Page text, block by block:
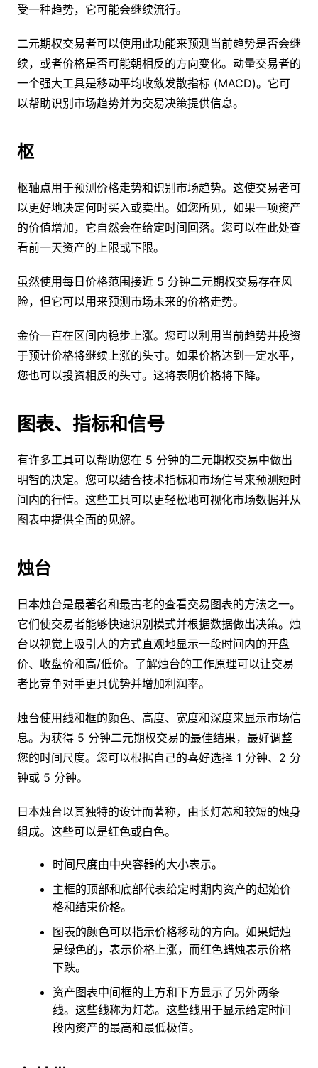
受一种趋势，它可能会继续流行。
二元期权交易者可以使用此功能来预测当前趋势是否会继
续，或者价格是否可能朝相反的方向变化。动量交易者的
一个强大工具是移动平均收敛发散指标 (MACD)。它可
以帮助识别市场趋势并为交易决策提供信息。
枢
枢轴点用于预测价格走势和识别市场趋势。这使交易者可
以更好地决定何时买入或卖出。如您所见，如果一项资产
的价值增加，它自然会在给定时间回落。您可以在此处查
看前一天资产的上限或下限。
虽然使用每日价格范围接近 5 分钟二元期权交易存在风
险，但它可以用来预测市场未来的价格走势。
金价一直在区间内稳步上涨。您可以利用当前趋势并投资
于预计价格将继续上涨的头寸。如果价格达到一定水平，
您也可以投资相反的头寸。这将表明价格将下降。
图表、指标和信号
有许多工具可以帮助您在 5 分钟的二元期权交易中做出
明智的决定。您可以结合技术指标和市场信号来预测短时
间内的行情。这些工具可以更轻松地可视化市场数据并从
图表中提供全面的见解。
烛台
日本烛台是最著名和最古老的查看交易图表的方法之一。
它们使交易者能够快速识别模式并根据数据做出决策。烛
台以视觉上吸引人的方式直观地显示一段时间内的开盘
价、收盘价和高/低价。了解烛台的工作原理可以让交易
者比竞争对手更具优势并增加利润率。
烛台使用线和框的颜色、高度、宽度和深度来显示市场信
息。为获得 5 分钟二元期权交易的最佳结果，最好调整
您的时间尺度。您可以根据自己的喜好选择 1 分钟、2 分
钟或 5 分钟。
日本烛台以其独特的设计而著称，由长灯芯和较短的烛身
组成。这些可以是红色或白色。
时间尺度由中央容器的大小表示。
主框的顶部和底部代表给定时期内资产的起始价
格和结束价格。
图表的颜色可以指示价格移动的方向。如果蜡烛
是绿色的，表示价格上涨，而红色蜡烛表示价格
下跌。
资产图表中间框的上方和下方显示了另外两条
线。这些线称为灯芯。这些线用于显示给定时间
段内资产的最高和最低极值。